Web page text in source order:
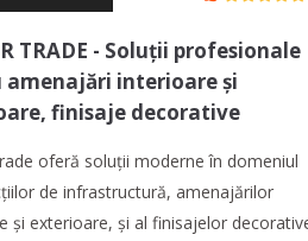
TRADE - Soluţii profesionale
amenajări interioare şi
finisaje decorative
oferă soluţii moderne în domeniul
de infrastructură, amenajărilor
şi exterioare, şi al finisajelor